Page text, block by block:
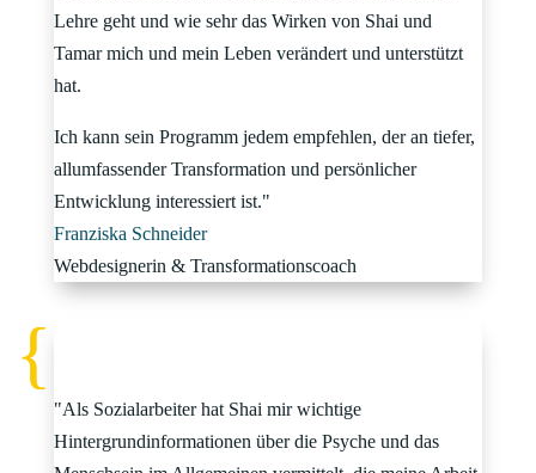
Lehre geht und wie sehr das Wirken von Shai und
Tamar mich und mein Leben verändert und unterstützt
hat.
Ich kann sein Programm jedem empfehlen, der an tiefer,
allumfassender Transformation und persönlicher
Entwicklung interessiert ist."
Franziska Schneider
Webdesignerin & Transformationscoach
"Als Sozialarbeiter hat Shai mir wichtige
Hintergrundinformationen über die Psyche und das